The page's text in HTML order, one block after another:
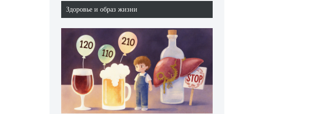
Здоровье и образ жизни